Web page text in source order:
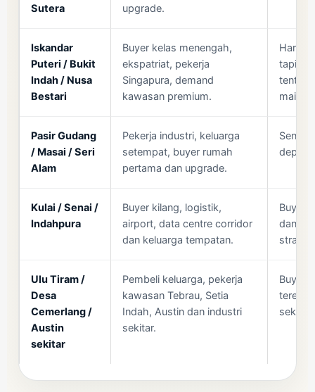
Sutera
upgrade.
Iskandar
Puteri / Bukit
Indah / Nusa
Bestari
Buyer kelas menengah,
ekspatriat, pekerja
Singapura, demand
kawasan premium.
Harga
tapi
Pasir Gudang
/ Masai / Seri
Alam
Pekerja industri, keluarga
setempat, buyer rumah
pertama dan upgrade.
Kulai / Senai /
Indahpura
Buyer kilang, logistik,
airport, data centre corridor
dan keluarga tempatan.
Buyer
dan
strata.
Ulu Tiram /
Desa
Cemerlang /
Austin
sekitar
Pembeli keluarga, pekerja
kawasan Tebrau, Setia
Indah, Austin dan industri
sekitar.
Buyer
teres 1
sekitar.